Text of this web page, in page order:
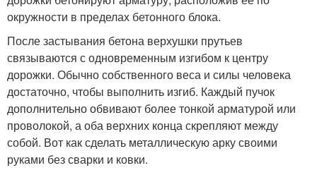
окружности в пределах бетонного блока.
После застывания бетона верхушки прутьев
связываются с одновременным изгибом к центру
дорожки. Обычно собственного веса и силы человека
достаточно, чтобы выполнить изгиб. Каждый пучок
дополнительно обвивают более тонкой арматурой или
проволокой, а оба верхних конца скрепляют между
собой. Вот как сделать металлическую арку своими
руками без сварки и ковки.